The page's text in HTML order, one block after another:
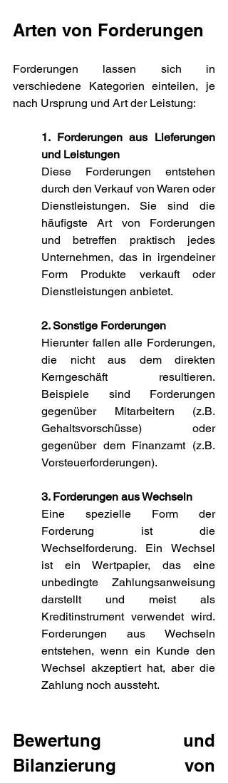
Arten von Forderungen
Forderungen lassen sich in
verschiedene Kategorien einteilen, je
nach Ursprung und Art der Leistung:
1. Forderungen aus Lieferungen
und Leistungen
Diese Forderungen entstehen
durch den Verkauf von Waren oder
Dienstleistungen. Sie sind die
häufigste Art von Forderungen
und betreffen praktisch jedes
Unternehmen, das in irgendeiner
Form Produkte verkauft oder
Dienstleistungen anbietet.
2. Sonstige Forderungen
Hierunter fallen alle Forderungen,
die nicht aus dem direkten
Kerngeschäft resultieren.
Beispiele sind Forderungen
gegenüber Mitarbeitern (z.B.
Gehaltsvorschüsse) oder
gegenüber dem Finanzamt (z.B.
Vorsteuerforderungen).
3. Forderungen aus Wechseln
Eine spezielle Form der
Forderung ist die
Wechselforderung. Ein Wechsel
ist ein Wertpapier, das eine
unbedingte Zahlungsanweisung
darstellt und meist als
Kreditinstrument verwendet wird.
Forderungen aus Wechseln
entstehen, wenn ein Kunde den
Wechsel akzeptiert hat, aber die
Zahlung noch aussteht.
Bewertung und
Bilanzierung von